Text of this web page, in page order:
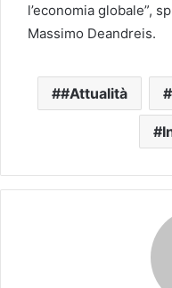
l’economia globale”,
Massimo Deandreis.
#Attualità